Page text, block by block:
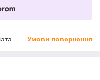
Умови повернення